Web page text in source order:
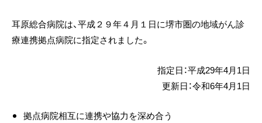
耳原総合病院は、平成２９年４月１日に堺市圏の地域がん診
療連携拠点病院に指定されました。
指定日：平成29年4月1日
更新日：令和6年4月1日
拠点病院相互に連携や協力を深め合う